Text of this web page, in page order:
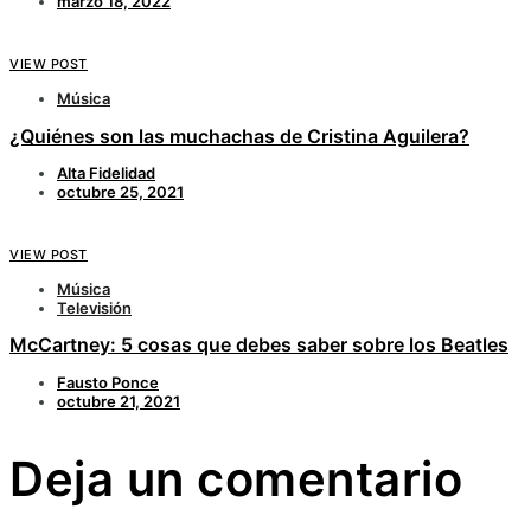
VIEW POST
Música
¿Quiénes son las muchachas de Cristina Aguilera?
Alta Fidelidad
octubre 25, 2021
VIEW POST
Música
Televisión
McCartney: 5 cosas que debes saber sobre los Beatles
Fausto Ponce
octubre 21, 2021
Deja un comentario